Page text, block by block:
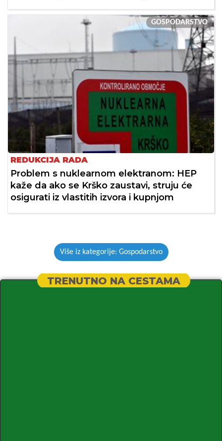
GOSPODARSTVO
REDUKCIJA RADA
Problem s nuklearnom elektranom: HEP
kaže da ako se Krško zaustavi, struju će
osigurati iz vlastitih izvora i kupnjom
Više iz kategorije: Gospodarstvo
TRENUTNO NA CESTAMA